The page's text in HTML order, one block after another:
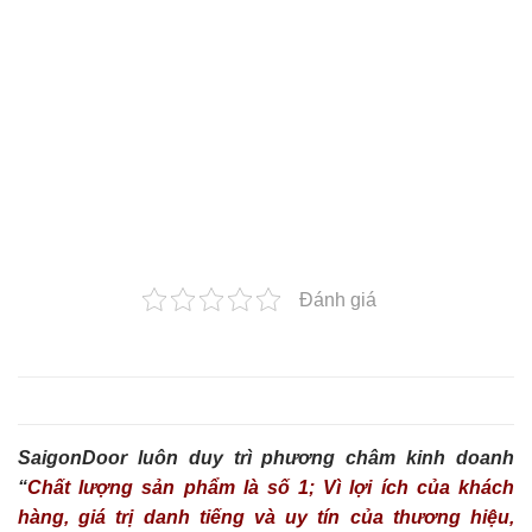
Đánh giá
SaigonDoor luôn duy trì phương châm kinh doanh
“Chất lượng sản phẩm là số 1; Vì lợi ích của khách
hàng, giá trị danh tiếng và uy tín của thương hiệu,